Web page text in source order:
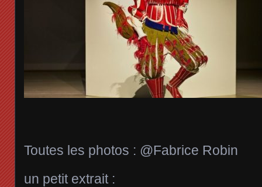
Toutes les photos : @Fabrice Robin
un petit extrait :